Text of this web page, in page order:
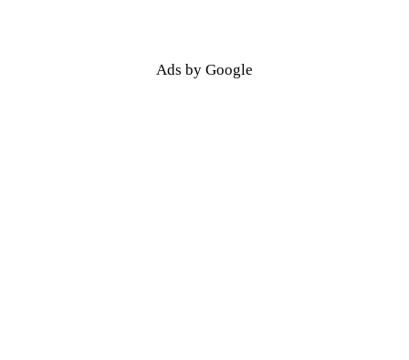
Ads by Google